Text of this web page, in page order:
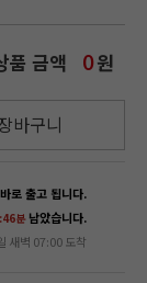
품 금액 0원
바구니
로 출고 됩니다.
분남았습니다.
새벽 07:00 도착